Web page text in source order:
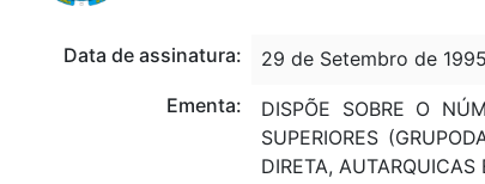
Data de assinatura:
29 de Setembro de 1995
Ementa:
DISPÕE SOBRE O
SUPERIORES
DIRETA,